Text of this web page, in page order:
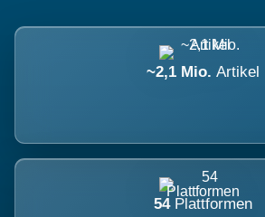
~2,1 Mio. Artikel
54 Plattformen